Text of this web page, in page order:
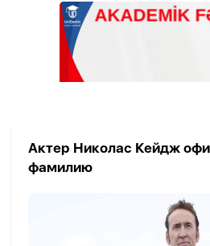
Актер Николас Кейдж
фамилию